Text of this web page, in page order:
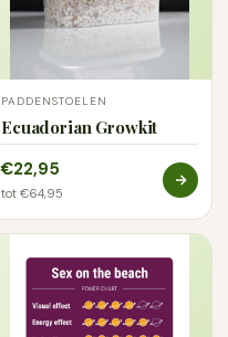
PADDENSTOELEN
Ecuadorian Growkit
€22,95
tot €64,95